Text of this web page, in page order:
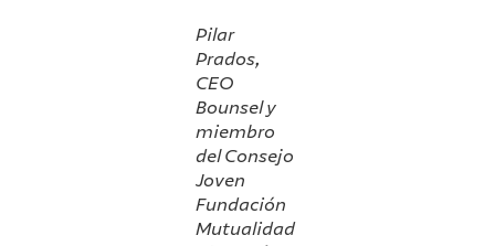
Pilar
Prados,
CEO
Bounsel y
miembro
del Consejo
Joven
Fundación
Mutualidad